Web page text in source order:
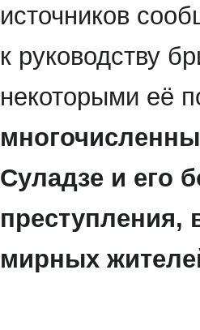
источников
к руководству
некоторыми её
Суладзе и его
преступления,
мирных